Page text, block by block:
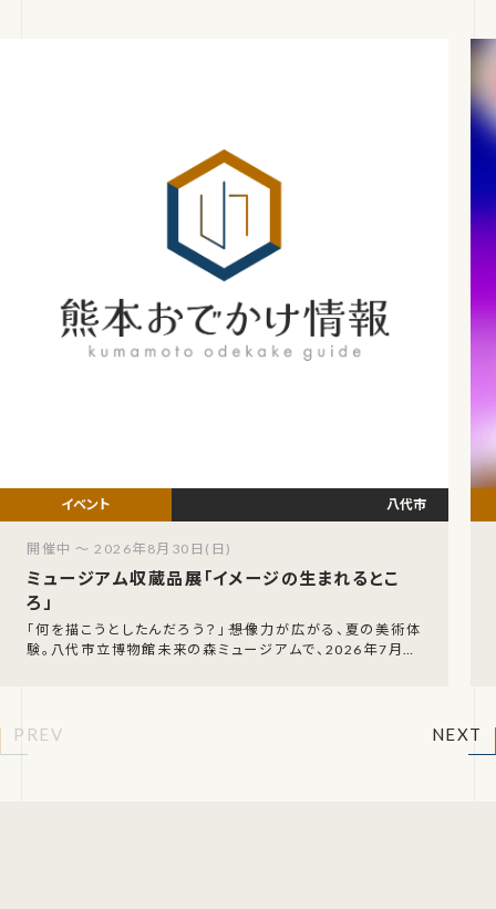
ミュージアム収蔵品展「イメージの生まれるとこ
ろ」
「何を描こうとしたんだろう？」――想像力が広がる、夏の美術体
験。八代市立博物館未来の森ミュージアムで、2026年7月16
八代市
開催中 ～ 2026年8月30日(日)
PREV NEXT